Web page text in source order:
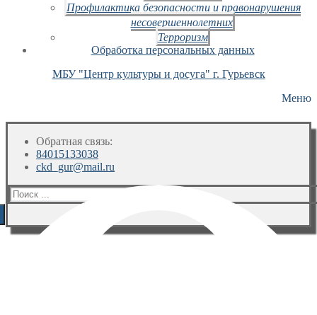
Профилактика безопасности и правонарушения
несовершеннолетних
Терроризм
Обработка персональных данных
МБУ "Центр культуры и досуга" г. Гурьевск
Меню
Обратная связь:
84015133038
ckd_gur@mail.ru
Искать: